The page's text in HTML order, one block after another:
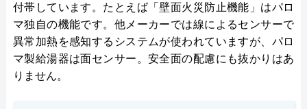
付帯しています。たとえば「壁面火災防止機能」はパロ
マ独自の機能です。他メーカーでは線によるセンサーで
異常加熱を感知するシステムが使われていますが、パロ
マ製給湯器は面センサー。安全面の配慮にも抜かりはあ
りません。